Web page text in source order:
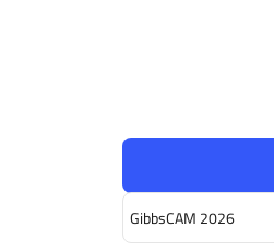
GibbsCAM 2026